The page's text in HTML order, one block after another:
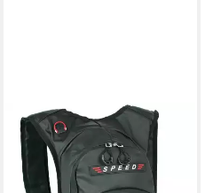
BAG STREET INTERNATIONAL
Fahrradrucksack -
wasserdichter
Motorradrucksack -